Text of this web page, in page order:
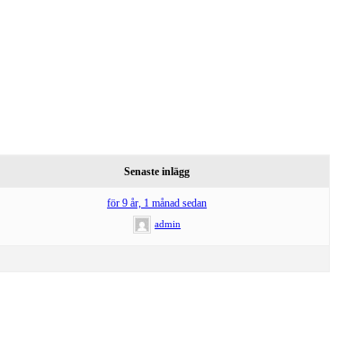
Senaste inlägg
för 9 år, 1 månad sedan
admin